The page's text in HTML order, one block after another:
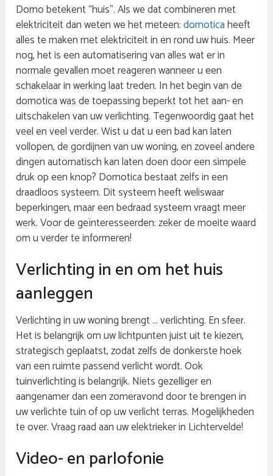
Domo betekent “huis”. Als we dat combineren met
elektriciteit dan weten we het meteen:domoticaheeft
alles te maken met elektriciteit in en rond uw huis. Meer
nog, het is een automatisering van alles wat er in
normale gevallen moet reageren wanneer u een
schakelaar in werking laat treden. In het begin van de
domotica was de toepassing beperkt tot het aan- en
uitschakelen van uw verlichting. Tegenwoordig gaat het
veel en veel verder. Wist u dat u een bad kan laten
vollopen, de gordijnen van uw woning, en zoveel andere
dingen automatisch kan laten doen door een simpele
druk op een knop? Domotica bestaat zelfs in een
draadloos systeem. Dit systeem heeft weliswaar
beperkingen, maar een bedraad systeem vraagt meer
werk. Voor de geïnteresseerden: zeker de moeite waard
om u verder te informeren!
Verlichting in en om het huis
aanleggen
Verlichting in uw woning brengt … verlichting. En sfeer.
Het is belangrijk om uw lichtpunten juist uit te kiezen,
strategisch geplaatst, zodat zelfs de donkerste hoek
van een ruimte passend verlicht wordt. Ook
tuinverlichting is belangrijk. Niets gezelliger en
aangenamer dan een zomeravond door te brengen in
uw verlichte tuin of op uw verlicht terras. Mogelijkheden
te over. Vraag raad aan uw elektrieker in Lichtervelde!
Video- en parlofonie